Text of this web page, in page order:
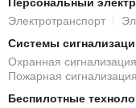
Тип:сплит-
Тип фреона:R 32
Мощность
Потребляемая
Электротранспорт
Системы
Охранная сигнализация
Пожарная сигнализация
Беспилотные